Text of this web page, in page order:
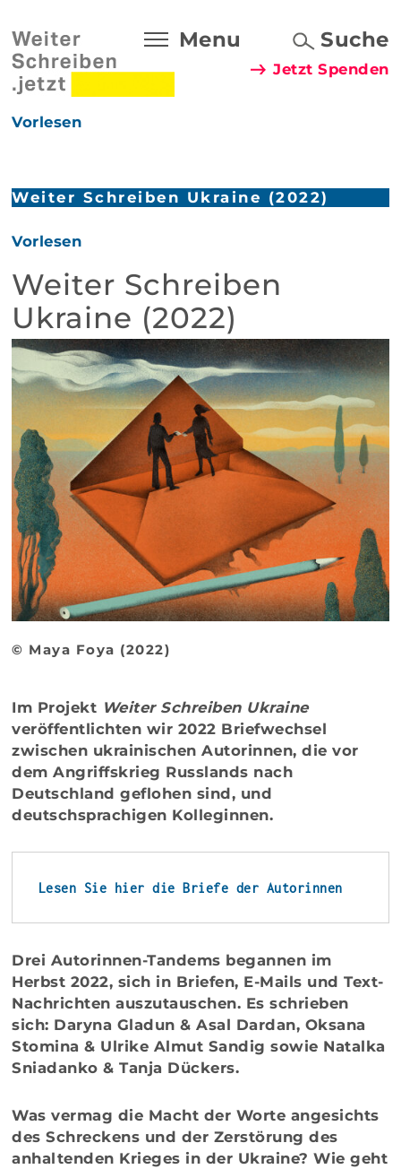
Jetzt Spenden
Menu Suche
Vorlesen
Weiter Schreiben Ukraine (2022)
Vorlesen
Weiter Schreiben
Ukraine (2022)
© Maya Foya (2022)
Im Projekt Weiter Schreiben Ukraine
veröffentlichten wir 2022 Briefwechsel
zwischen ukrainischen Autorinnen, die vor
dem Angriffskrieg Russlands nach
Deutschland geflohen sind, und
deutschsprachigen Kolleginnen.
Lesen Sie hier die Briefe der Autorinnen
Drei Autorinnen-Tandems begannen im
Herbst 2022, sich in Briefen, E-Mails und Text-
Nachrichten auszutauschen. Es schrieben
sich: Daryna Gladun & Asal Dardan, Oksana
Stomina & Ulrike Almut Sandig sowie Natalka
Sniadanko & Tanja Dückers.
Was vermag die Macht der Worte angesichts
des Schreckens und der Zerstörung des
anhaltenden Krieges in der Ukraine? Wie geht